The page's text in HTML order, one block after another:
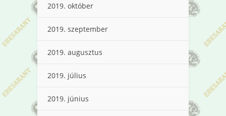
2019. október
2019. szeptember
2019. augusztus
2019. július
2019. június